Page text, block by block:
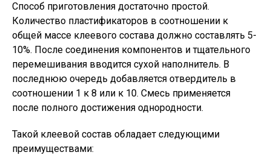
Способ приготовления достаточно простой.
Количество пластификаторов в соотношении к
общей массе клеевого состава должно составлять 5-
10%. После соединения компонентов и тщательного
перемешивания вводится сухой наполнитель. В
последнюю очередь добавляется отвердитель в
соотношении 1 к 8 или к 10. Смесь применяется
после полного достижения однородности.
Такой клеевой состав обладает следующими
преимуществами: